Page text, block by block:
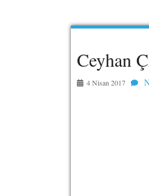
Ceyhan
4 Nisan 2017